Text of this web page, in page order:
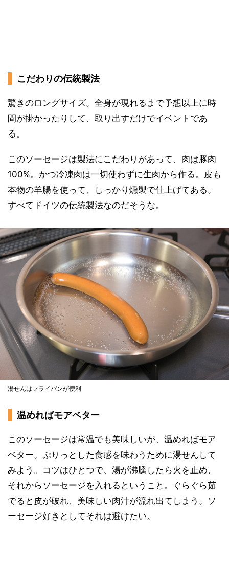
こだわりの伝統製法
驚きのロングサイズ。全身が現れるまで予想以上に時
間が掛かったりして、取り出すだけでイベントであ
る。
このソーセージは製法にこだわりがあって、肉は豚肉
100%。かつ冷凍肉は一切使わずに生肉から作る。皮も
本物の羊腸を使って、しっかり燻製で仕上げてある。
すべてドイツの伝統製法なのだそうな。
湯せんはフライパンが便利
温めればモアベター
このソーセージは常温でも美味しいが、温めればモア
ベター。ぷりっとした食感を味わうために湯せんして
みよう。コツはひとつで、湯が沸騰したら火を止め、
それからソーセージを入れるということ。ぐらぐら茹
でると皮が破れ、美味しい肉汁が流れ出てしまう。ソ
ーセージ好きとしてそれは避けたい。